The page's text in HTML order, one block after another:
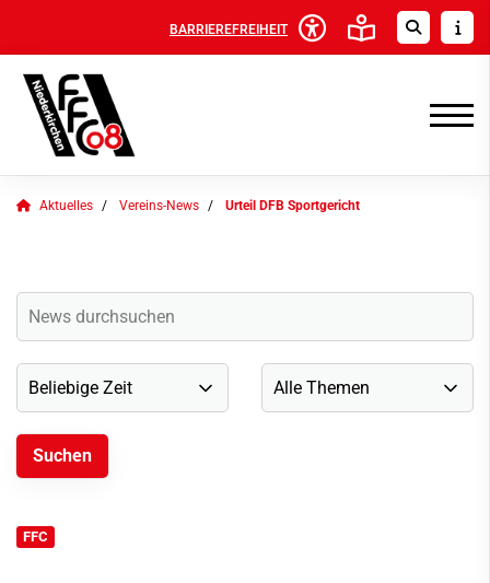
BARRIEREFREIHEIT
Aktuelles Vereins-News Urteil DFB Sportgericht
FFC